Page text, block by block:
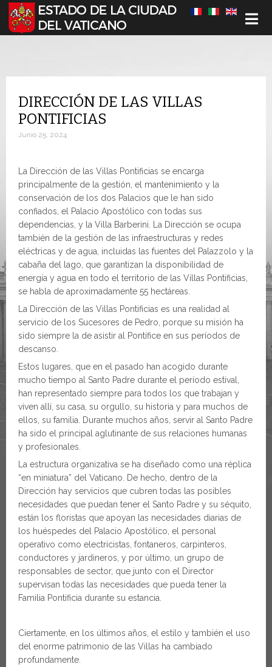
Seleccione su idioma
DIRECCIÓN DE LAS VILLAS
PONTIFICIAS
Junio 25, 2024
La Dirección de las Villas Pontificias se encarga
principalmente de la gestión, el mantenimiento y la
conservación de los dos Palacios que le han sido
confiados, el Palacio Apostólico con todas sus
dependencias, y la Villa Barberini. La Dirección se ocupa
también de la gestión de las infraestructuras y redes
eléctricas y de agua, incluidas las fuentes del Palazzolo y la
cabaña del lago, que garantizan la disponibilidad de
energía y agua en todo el territorio de las Villas Pontificias,
se habla de aproximadamente 55 hectáreas.
La Dirección de las Villas Pontificias es una realidad al
servicio de los Sucesores de Pedro, porque su misión ha
sido siempre la de asistir al Pontífice en sus períodos de
descanso.
Estos lugares, que en el pasado han acogido durante
mucho tiempo al Santo Padre durante el período estival,
han representado siempre para todos los que trabajan y
viven allí, su casa, su orgullo, su historia y para muchos de
ellos, su familia. Durante muchos años, servir al Santo Padre
ha sido el principal aglutinante de sus relaciones humanas
y profesionales.
La estructura organizativa se ha diseñado como una réplica
“en miniatura” del Vaticano. De hecho, dentro de la
Dirección hay servicios que cubren todas las posibles
necesidades que puedan tener el Santo Padre y su séquito,
están los floristas que apoyan las necesidades diarias de
los huéspedes del Palacio Apostólico, el personal
operativo como electricistas, fontaneros, carpinteros,
conductores y jardineros, y por último, un grupo de
responsables de sector, que junto con el Director
supervisan todas las necesidades que pueda tener la
Familia Pontificia durante su estancia.
Ciertamente, en los últimos años, el estilo y también el uso
del enorme patrimonio de las Villas ha cambiado
profundamente.